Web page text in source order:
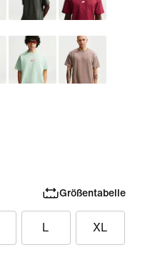
Größentabelle
L XL